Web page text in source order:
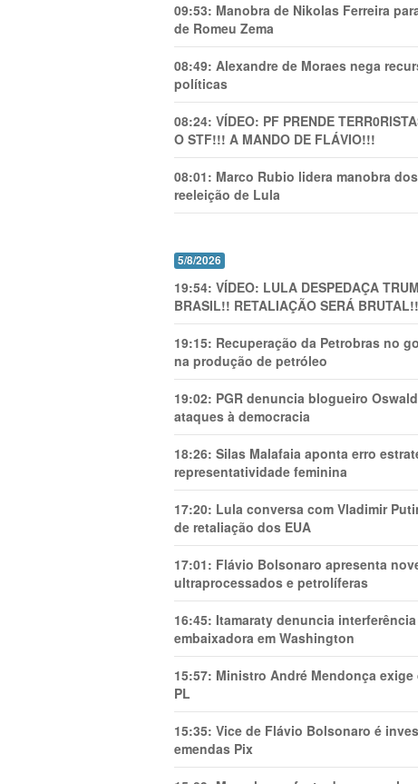
09:53: Manobra de Nikolas Ferreira
de Romeu Zema
08:49: Alexandre de Moraes nega
políticas
08:24: VÍDEO: PF PRENDE
O STF!!! A MANDO DE FLÁVIO!!!
08:01: Marco Rubio lidera manobra
reeleição de Lula
5/8/2026
19:54: VÍDEO: LULA DESPEDAÇA
BRASIL!! RETALIAÇÃO SERÁ
19:15: Recuperação da Petrobras no
na produção de petróleo
19:02: PGR denuncia blogueiro
ataques à democracia
18:26: Silas Malafaia aponta erro
representatividade feminina
17:20: Lula conversa com Vladimir
de retaliação dos EUA
17:01: Flávio Bolsonaro apresenta
ultraprocessados e petrolíferas
16:45: Itamaraty denuncia
embaixadora em Washington
15:57: Ministro André Mendonça
PL
15:35: Vice de Flávio Bolsonaro é
emendas Pix